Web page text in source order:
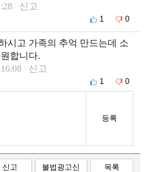
신고
1 0
시고 가족의 추억 만드는데 소
합니다.
신고
1 0
등록
신고 불법광고신 목록